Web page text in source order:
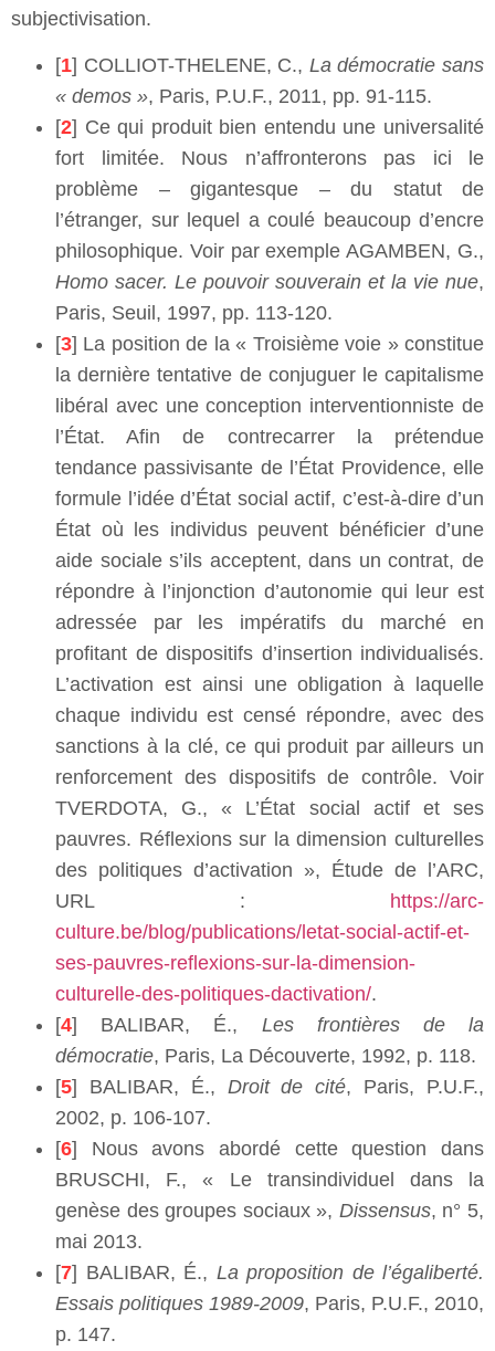
subjectivisation.
[1] COLLIOT-THELENE, C., La démocratie sans
« demos », Paris, P.U.F., 2011, pp. 91-115.
[2] Ce qui produit bien entendu une universalité
fort limitée. Nous n’affronterons pas ici le
problème – gigantesque –­ du statut de
l’étranger, sur lequel a coulé beaucoup d’encre
philosophique. Voir par exemple AGAMBEN, G.,
Homo sacer. Le pouvoir souverain et la vie nue,
Paris, Seuil, 1997, pp. 113-120.
[3] La position de la « Troisième voie » constitue
la dernière tentative de conjuguer le capitalisme
libéral avec une conception interventionniste de
l’État. Afin de contrecarrer la prétendue
tendance passivisante de l’État Providence, elle
formule l’idée d’État social actif, c’est-à-dire d’un
État où les individus peuvent bénéficier d’une
aide sociale s’ils acceptent, dans un contrat, de
répondre à l’injonction d’autonomie qui leur est
adressée par les impératifs du marché en
profitant de dispositifs d’insertion individualisés.
L’activation est ainsi une obligation à laquelle
chaque individu est censé répondre, avec des
sanctions à la clé, ce qui produit par ailleurs un
renforcement des dispositifs de contrôle. Voir
TVERDOTA, G., « L’État social actif et ses
pauvres. Réflexions sur la dimension culturelles
des politiques d’activation », Étude de l’ARC,
URL : https://arc-
culture.be/blog/publications/letat-social-actif-et-
ses-pauvres-reflexions-sur-la-dimension-
culturelle-des-politiques-dactivation/.
[4] BALIBAR, É., Les frontières de la
démocratie, Paris, La Découverte, 1992, p. 118.
[5] BALIBAR, É., Droit de cité, Paris, P.U.F.,
2002, p. 106-107.
[6] Nous avons abordé cette question dans
BRUSCHI, F., « Le transindividuel dans la
genèse des groupes sociaux », Dissensus, n° 5,
mai 2013.
[7] BALIBAR, É., La proposition de l’égaliberté.
Essais politiques 1989-2009, Paris, P.U.F., 2010,
p. 147.